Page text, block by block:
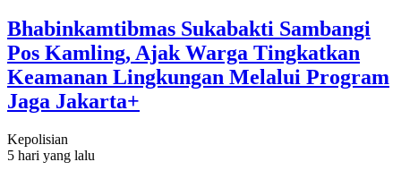
Bhabinkamtibmas Sukabakti Sambangi
Pos Kamling, Ajak Warga Tingkatkan
Keamanan Lingkungan Melalui Program
Jaga Jakarta+
Kepolisian
5 hari yang lalu